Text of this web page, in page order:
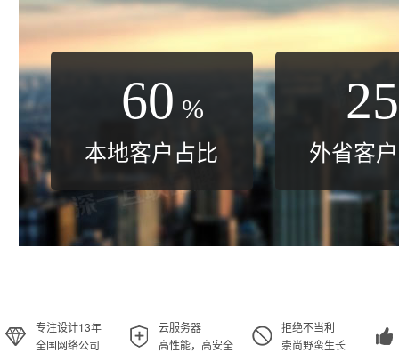
60 %
本地客户占比
25
外省客
专注设计13年
全国网络公司
云服务器
高性能，高安全
拒绝不当利
崇尚野蛮生长